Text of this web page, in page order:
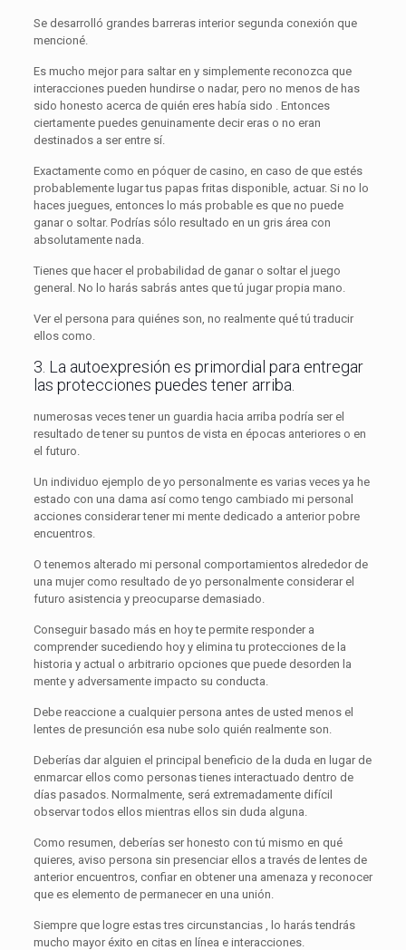
Se desarrolló grandes barreras interior segunda conexión que
mencioné.
Es mucho mejor para saltar en y simplemente reconozca que
interacciones pueden hundirse o nadar, pero no menos de has
sido honesto acerca de quién eres había sido . Entonces
ciertamente puedes genuinamente decir eras o no eran
destinados a ser entre sí.
Exactamente como en póquer de casino, en caso de que estés
probablemente lugar tus papas fritas disponible, actuar. Si no lo
haces juegues, entonces lo más probable es que no puede
ganar o soltar. Podrías sólo resultado en un gris área con
absolutamente nada.
Tienes que hacer el probabilidad de ganar o soltar el juego
general. No lo harás sabrás antes que tú jugar propia mano.
Ver el persona para quiénes son, no realmente qué tú traducir
ellos como.
3. La autoexpresión es primordial para entregar
las protecciones puedes tener arriba.
numerosas veces tener un guardia hacia arriba podría ser el
resultado de tener su puntos de vista en épocas anteriores o en
el futuro.
Un individuo ejemplo de yo personalmente es varias veces ya he
estado con una dama así como tengo cambiado mi personal
acciones considerar tener mi mente dedicado a anterior pobre
encuentros.
O tenemos alterado mi personal comportamientos alrededor de
una mujer como resultado de yo personalmente considerar el
futuro asistencia y preocuparse demasiado.
Conseguir basado más en hoy te permite responder a
comprender sucediendo hoy y elimina tu protecciones de la
historia y actual o arbitrario opciones que puede desorden la
mente y adversamente impacto su conducta.
Debe reaccione a cualquier persona antes de usted menos el
lentes de presunción esa nube solo quién realmente son.
Deberías dar alguien el principal beneficio de la duda en lugar de
enmarcar ellos como personas tienes interactuado dentro de
días pasados. Normalmente, será extremadamente difícil
observar todos ellos mientras ellos sin duda alguna.
Como resumen, deberías ser honesto con tú mismo en qué
quieres, aviso persona sin presenciar ellos a través de lentes de
anterior encuentros, confiar en obtener una amenaza y reconocer
que es elemento de permanecer en una unión.
Siempre que logre estas tres circunstancias , lo harás tendrás
mucho mayor éxito en citas en línea e interacciones.